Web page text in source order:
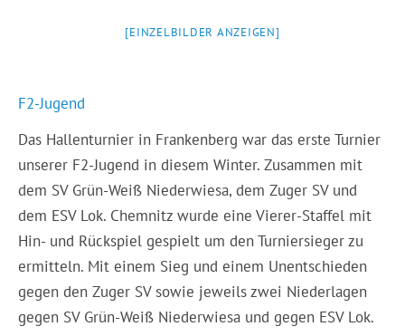
[EINZELBILDER ANZEIGEN]
F2-Jugend
Das Hallenturnier in Frankenberg war das erste Turnier
unserer F2-Jugend in diesem Winter. Zusammen mit
dem SV Grün-Weiß Niederwiesa, dem Zuger SV und
dem ESV Lok. Chemnitz wurde eine Vierer-Staffel mit
Hin- und Rückspiel gespielt um den Turniersieger zu
ermitteln. Mit einem Sieg und einem Unentschieden
gegen den Zuger SV sowie jeweils zwei Niederlagen
gegen SV Grün-Weiß Niederwiesa und gegen ESV Lok.